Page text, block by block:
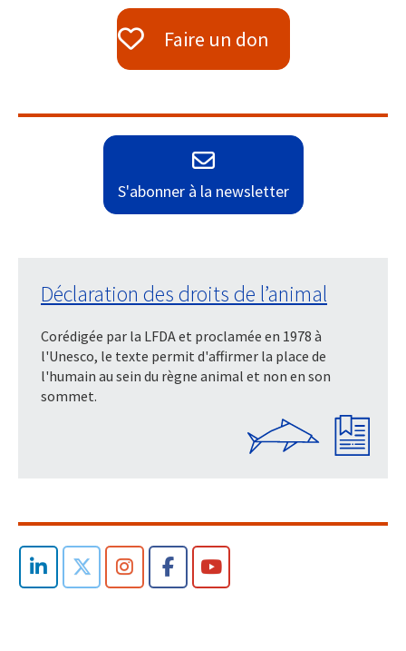
Faire un don
S'abonner à la newsletter
Déclaration des droits de l’animal
Corédigée par la LFDA et proclamée en 1978 à
l'Unesco, le texte permit d'affirmer la place de
l'humain au sein du règne animal et non en son
sommet.